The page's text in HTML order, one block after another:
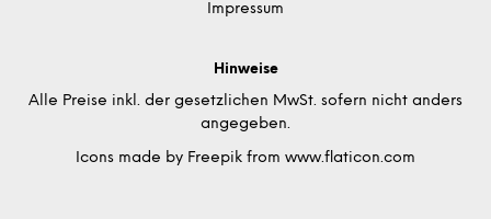
Impressum
Hinweise
Alle Preise inkl. der gesetzlichen MwSt. sofern nicht anders
angegeben.
Icons made by Freepik from www.flaticon.com